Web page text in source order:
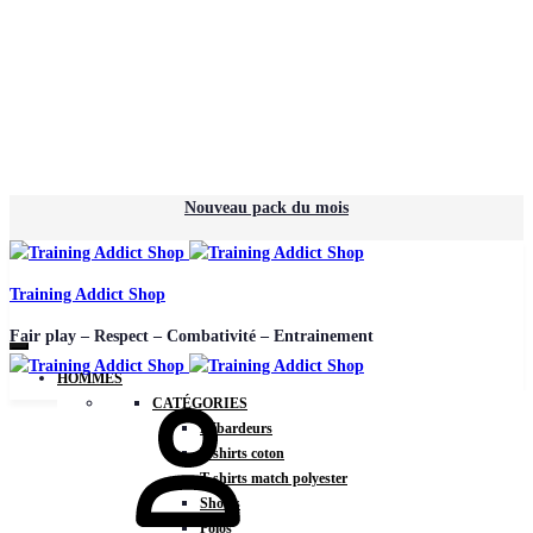
Nouveau pack du mois
Training Addict Shop
Fair play – Respect – Combativité – Entrainement
HOMMES
CATÉGORIES
Débardeurs
T-shirts coton
T-shirts match polyester
Shorts
Polos